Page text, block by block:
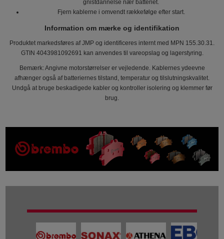
gnistdannelse nær batteriet.
Fjern kablerne i omvendt rækkefølge efter start.
Information om mærke og identifikation
Produktet markedsføres af JMP og identificeres internt med MPN 155.30.31.
GTIN 4043981092691 kan anvendes til vareopslag og lagerstyring.
Bemærk: Angivne motorstørrelser er vejledende. Kablernes ydeevne
afhænger også af batteriernes tilstand, temperatur og tilslutningskvalitet.
Undgå at bruge beskadigede kabler og kontroller isolering og klemmer før
brug.